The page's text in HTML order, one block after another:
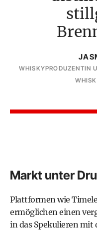
WHISKYPRODUZENTIN
Markt unter
Plattformen wie
ermöglichen einen
in das Spekulieren mit